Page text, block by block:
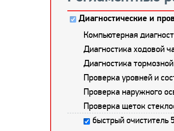
Диагностические и
Компьютерная
Диагностика ходовой
Диагностика
Проверка уровней и
Проверка наружного
Проверка щеток
быстрый очиститель